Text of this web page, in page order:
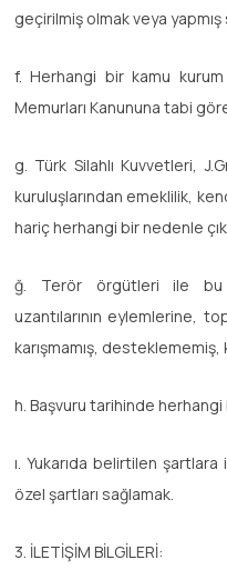
geçirilmiş olmak veya
f. Herhangi bir kamu
Memurları Kanununa tabi
g. Türk Silahlı Kuvvetleri,
kuruluşlarından emeklilik,
hariç herhangi bir nedenle
ğ. Terör örgütleri ile bu
uzantılarının eylemlerine,
karışmamış, desteklememiş,
h. Başvuru tarihinde
ı. Yukarıda belirtilen
özel şartları sağlamak.
3. İLETİŞİM BİLGİLERİ: